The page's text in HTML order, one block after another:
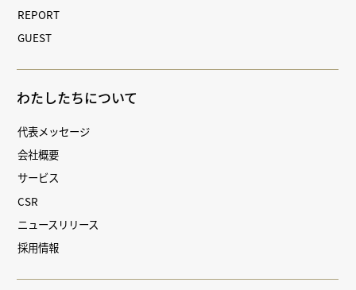
REPORT
GUEST
わたしたちについて
代表メッセージ
会社概要
サービス
CSR
ニュースリリース
採用情報